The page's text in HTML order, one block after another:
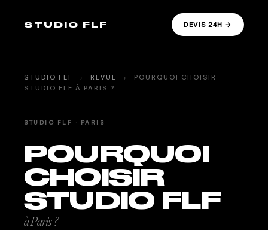
STUDIO FLF DEVIS 24H →
STUDIO FLF › REVUE ›
POURQUOI CHOISIR
STUDIO FLF À PARIS ?
STUDIO FLF · PARIS
POURQUOI
CHOISIR
STUDIO FLF
à Paris ?